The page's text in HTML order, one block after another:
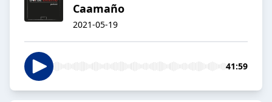
Caamaño
2021-05-19
41:59